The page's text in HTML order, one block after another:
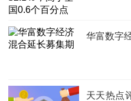
华富数字
天天热点